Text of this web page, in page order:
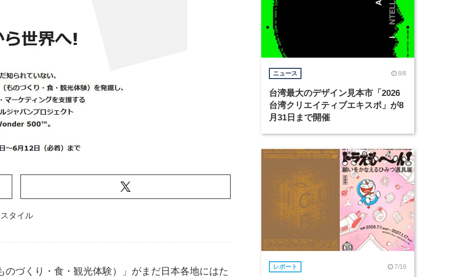
タイル
づくり・食・観光体験）」がまだ日本各地にはた
ニュース 8/6
台湾最大のデザイン見本市「2026
台湾クリエイティブエキスポ」が8
月31日まで開催
レポート 7/16